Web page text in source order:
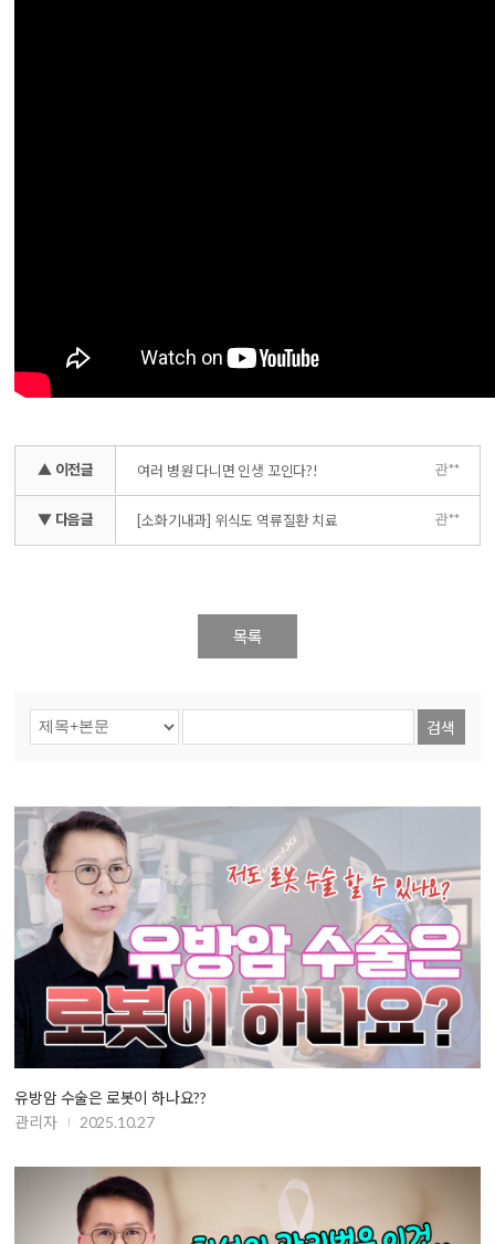
▲ 이전글 여러 병원 다니면 인생 꼬인다?! 관**
▼ 다음글 [소화기내과] 위식도 역류질환 치료 관**
목록
검색
유방암 수술은 로봇이 하나요??
관리자
2025.10.27